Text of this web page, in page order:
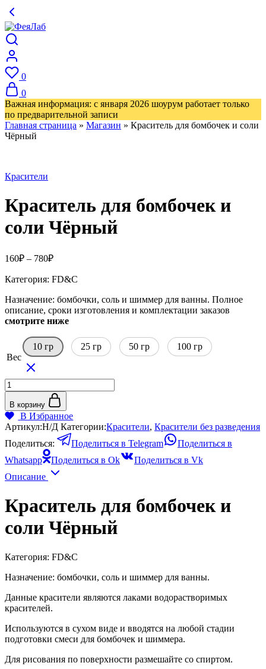
0
0
Важная информация: с января 2026 шоурум работает только
по предварительной записи
Главная страница » Магазин » Краситель для бомбочек и соли
Чёрный
Красители
Краситель для бомбочек и
соли Чёрный
160₽ – 780₽Диапазон
160₽
780₽
Категория: FD&С
Назначение: бомбочки, соль и шиммер для ванны. Полное
описание, сроки изготовления и комплектации заказов
смотрите ниже
Вес
10 гр 25 гр 50 гр 100 гр
Количество
товара
Краситель
для
бомбочек
соли
Чёрный
В корзину
В Избранное
Артикул:Н/Д Категории:Красители, Красители без разведения
Поделиться:
Поделиться в Telegram
Поделиться в
Whatsapp
Поделиться в Ok
Поделиться в Vk
Описание
Краситель для бомбочек и
соли Чёрный
Категория: FD&С
Назначение: бомбочки, соль и шиммер для ванны.
Данные красители являются лаками водорастворимых
красителей.
Используются в сухом виде и вводятся на любой стадии
подготовки смеси для бомбочек и шиммера.
Для рисования по поверхности размешайте со спиртом.